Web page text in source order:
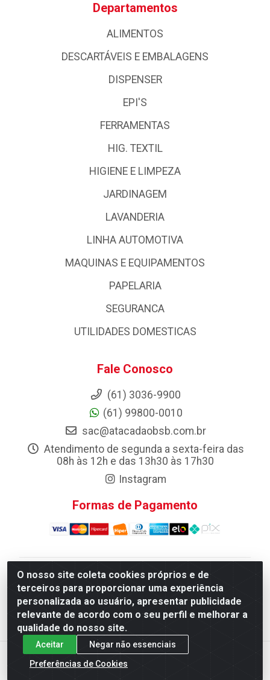
O nosso site coleta cookies próprios e de
terceiros para proporcionar uma experiência
personalizada ao usuário, apresentar publicidade
relevante de acordo com o seu perfil e melhorar a
qualidade do nosso site.
Aceitar
Negar não essenciais
Preferências de Cookies
Departamentos
ALIMENTOS
DESCARTÁVEIS E EMBALAGENS
DISPENSER
EPI'S
FERRAMENTAS
HIG. TEXTIL
HIGIENE E LIMPEZA
JARDINAGEM
LAVANDERIA
LINHA AUTOMOTIVA
MAQUINAS E EQUIPAMENTOS
PAPELARIA
SEGURANCA
UTILIDADES DOMESTICAS
Fale Conosco
(61) 3036-9900
(61) 99800-0010
sac@atacadaobsb.com.br
Atendimento de segunda a sexta-feira das
08h às 12h e das 13h30 às 17h30
Instagram
Formas de Pagamento
Atacadao da Limpeza F. Pereira Queiroz Comercio e
Distribuicao LTDA - Quadra Qi 10 Lotes 39 e, 41 - Setor
Industrial (Taguatinga), Brasília/DF - CEP 72.135-100 -
CNPJ 13.184.675/0001-80